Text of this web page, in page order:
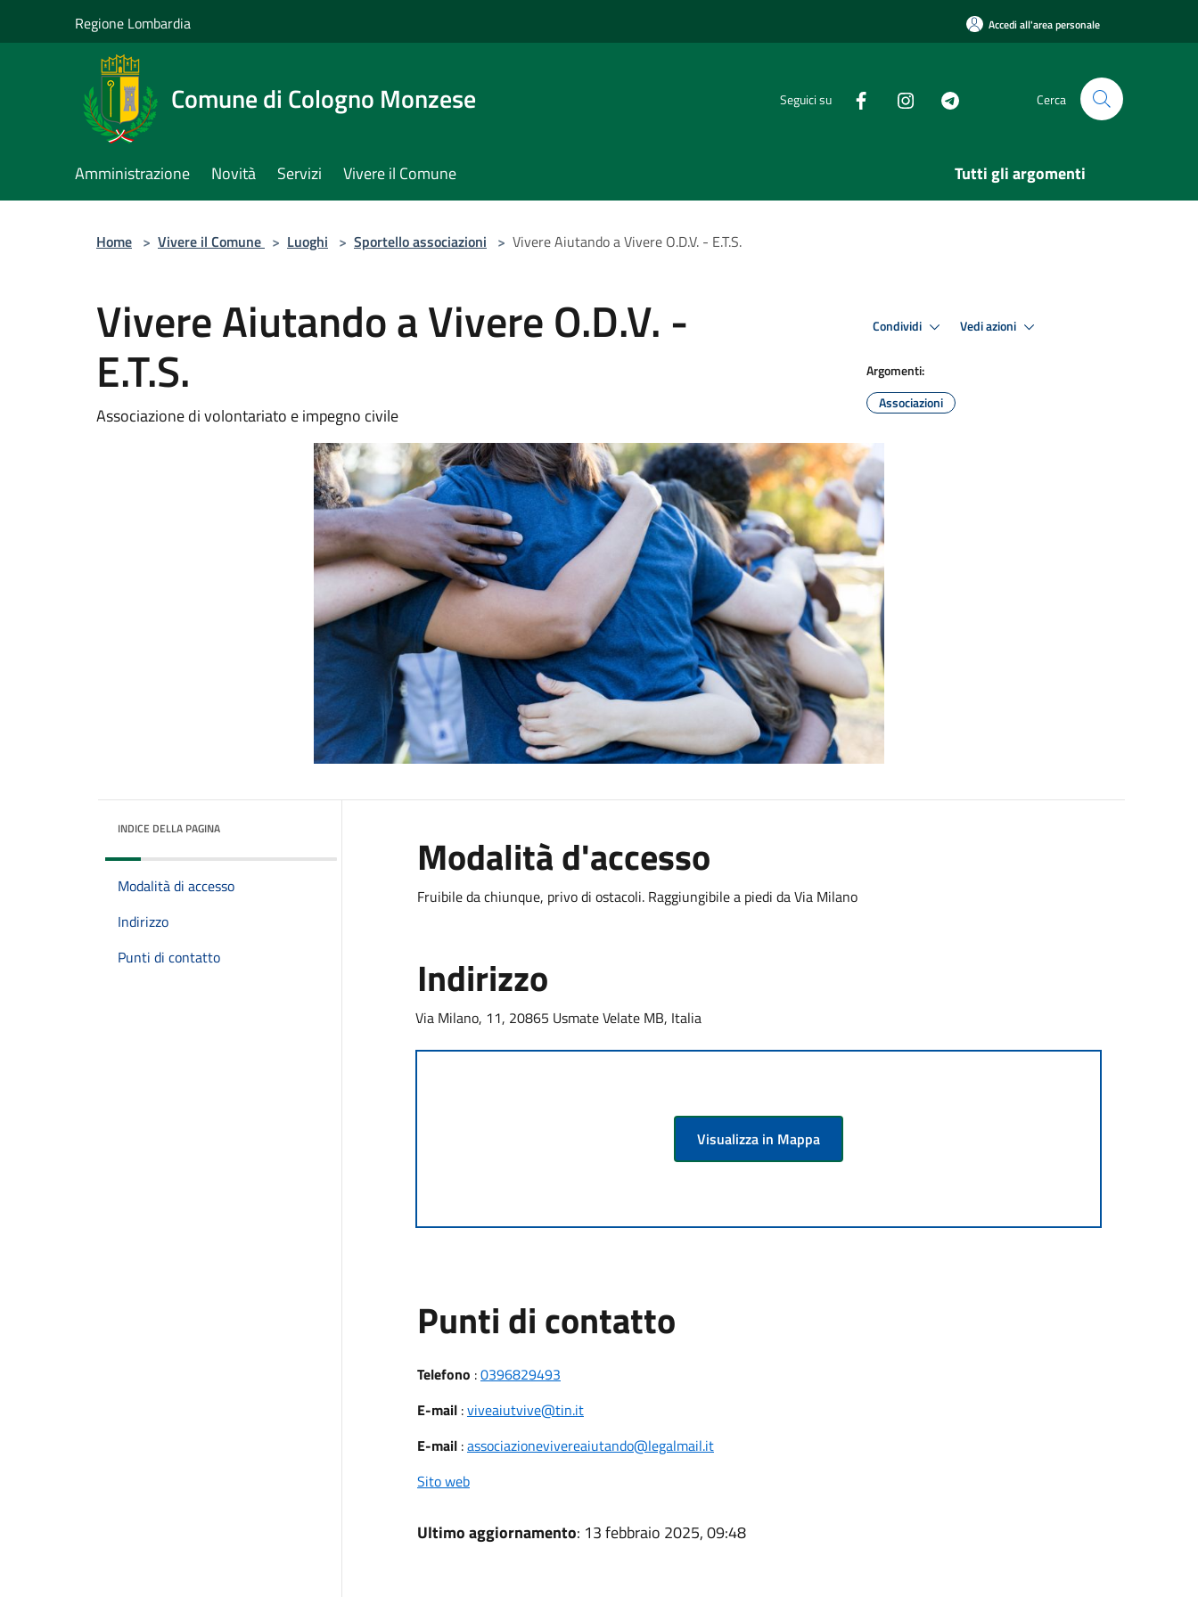
Regione Lombardia Accedi all'area personale
Comune di Cologno Monzese Seguici su Cerca
Amministrazione Novità Servizi Vivere il Comune Tutti gli argomenti
Home > Vivere il Comune > Luoghi > Sportello associazioni > Vivere Aiutando a Vivere O.D.V. - E.T.S.
Vivere Aiutando a Vivere O.D.V. -
E.T.S.
Associazione di volontariato e impegno civile
Condividi Vedi azioni
Argomenti:
Associazioni
INDICE DELLA PAGINA
Modalità di accesso
Indirizzo
Punti di contatto
Modalità d'accesso
Fruibile da chiunque, privo di ostacoli. Raggiungibile a piedi da Via Milano
Indirizzo
Via Milano, 11, 20865 Usmate Velate MB, Italia
Visualizza in Mappa
Punti di contatto
Telefono :0396829493
E-mail:viveaiutvive@tin.it
E-mail:associazionevivereaiutando@legalmail.it
Sito web
Ultimo aggiornamento: 13 febbraio 2025, 09:48